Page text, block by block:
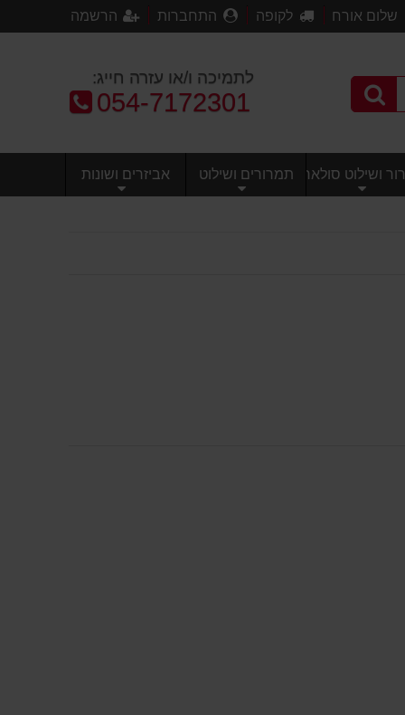
שלום אורח לקופה התחברות הרשמה
לתמיכה ו/או עזרה חייג:
טלפון:
054-7172301
ושילוט סולארי תמרורים ושילוט אביזרים ושונות